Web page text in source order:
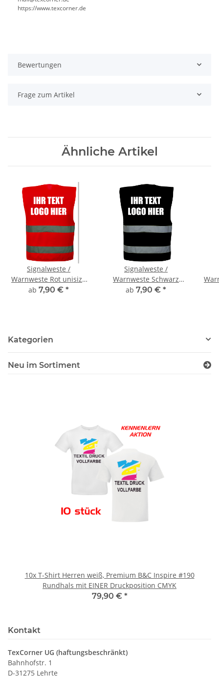
https://www.texcorner.de
Bewertungen
Frage zum Artikel
Ähnliche Artikel
Signalweste /
Warnweste Rot unisize
inkl Druck
ab 7,90 € *
Signalweste /
Warnweste Schwarz
unisize inkl Druck
ab 7,90 € *
Kategorien
Neu im Sortiment
10x T-Shirt Herren weiß, Premium B&C Inspire #190
Rundhals mit EINER Druckposition CMYK
79,90 € *
Kontakt
TexCorner UG (haftungsbeschränkt)
Bahnhofstr. 1
D-31275 Lehrte